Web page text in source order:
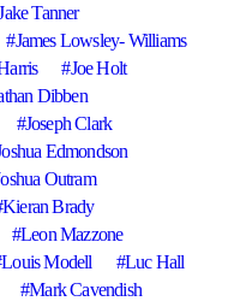
Tanner
James Lowsley- Williams
Joe Holt
Dibben
Joseph Clark
Edmondson
Outram
Kieran Brady
Leon Mazzone
Louis Modell
Luc Hall
Mark Cavendish